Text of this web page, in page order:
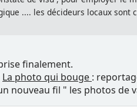
.... les décideurs locaux
finalement.
La photo qui bouge :
nouveau fil " les photos de